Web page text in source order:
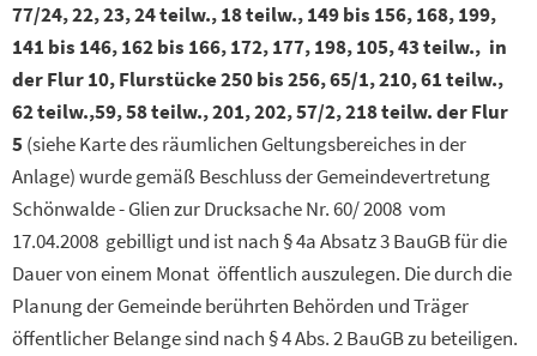
77/24, 22, 23, 24 teilw., 18 teilw., 149 bis 156, 168, 199,
141 bis 146, 162 bis 166, 172, 177, 198, 105, 43 teilw., in
der Flur 10, Flurstücke 250 bis 256, 65/1, 210, 61 teilw.,
62 teilw.,59, 58 teilw., 201, 202, 57/2, 218 teilw. der Flur
5(siehe Karte des räumlichen Geltungsbereiches in der
Anlage) wurde gemäß Beschluss der Gemeindevertretung
Schönwalde - Glien zur Drucksache Nr. 60/ 2008 vom
17.04.2008 gebilligt und ist nach § 4a Absatz 3 BauGB für die
Dauer von einem Monat öffentlich auszulegen. Die durch die
Planung der Gemeinde berührten Behörden und Träger
öffentlicher Belange sind nach § 4 Abs. 2 BauGB zu beteiligen.